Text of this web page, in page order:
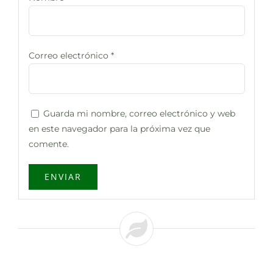
Correo electrónico *
Guarda mi nombre, correo electrónico y web
en este navegador para la próxima vez que
comente.